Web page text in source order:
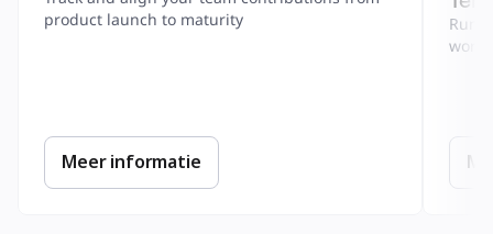
product launch to maturity
Meer informatie
Run
work.